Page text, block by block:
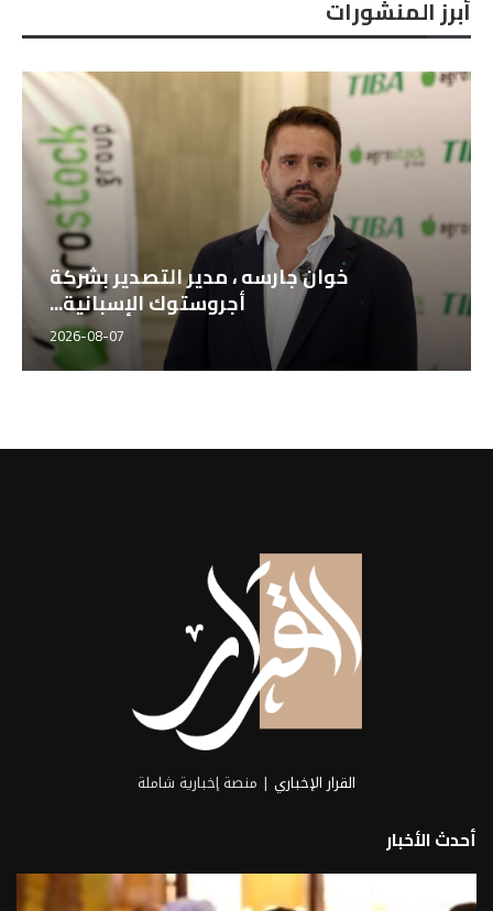
أبرز المنشورات
خوان جارسه ، مدير التصدير بشركة
أجروستوك الإسبانية...
2026-08-07
القرار الإخباري | منصة إخبارية شاملة
أحدث الأخبار